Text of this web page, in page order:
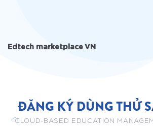
Edtech marketplace VN
ĐĂNG KÝ DÙNG THỬ
CLOUD-BASED EDUCATION